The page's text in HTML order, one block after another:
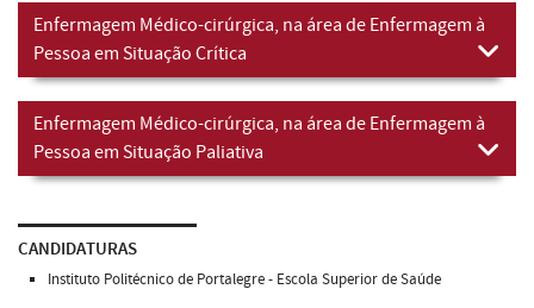
Enfermagem Médico-cirúrgica, na área de Enfermagem à
Pessoa em Situação Crítica
Enfermagem Médico-cirúrgica, na área de Enfermagem à
Pessoa em Situação Paliativa
CANDIDATURAS
Instituto Politécnico de Portalegre - Escola Superior de Saúde